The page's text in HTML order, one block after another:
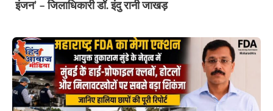
इंजन’ – जिलाधिकारी डॉ. इंदु रानी जाखड़